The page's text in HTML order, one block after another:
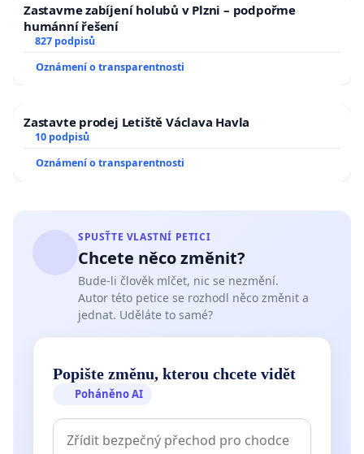
Zastavme zabíjení holubů v Plzni – podpořme
humánní řešení
827 podpisů
Oznámení o transparentnosti
Zastavte prodej Letiště Václava Havla
10 podpisů
Oznámení o transparentnosti
SPUSŤTE VLASTNÍ PETICI
Chcete něco změnit?
Bude-li člověk mlčet, nic se nezmění.
Autor této petice se rozhodl něco změnit a
jednat. Uděláte to samé?
Popište změnu, kterou chcete vidět
Poháněno AI